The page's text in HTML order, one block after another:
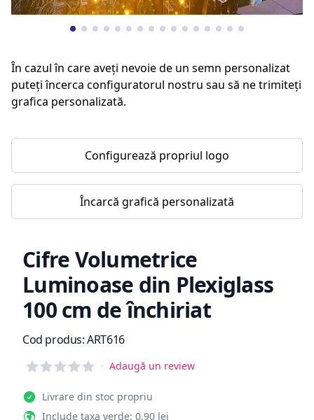
În cazul în care aveți nevoie de un semn personalizat
puteți încerca configuratorul nostru sau să ne trimiteți
grafica personalizată.
Configurează propriul logo
Încarcă grafică personalizată
Cifre Volumetrice
Luminoase din Plexiglass
100 cm de închiriat
Informații de produs
Cod produs:ART616
Reviews
· Adaugă un review
Livrare din stoc propriu
Include taxa verde: 0.90 lei